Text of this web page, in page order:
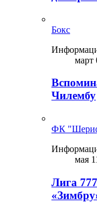
Бокс
март
Чилембу
ФК
мая
Лига